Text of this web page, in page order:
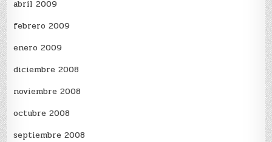
abril 2009
febrero 2009
enero 2009
diciembre 2008
noviembre 2008
octubre 2008
septiembre 2008